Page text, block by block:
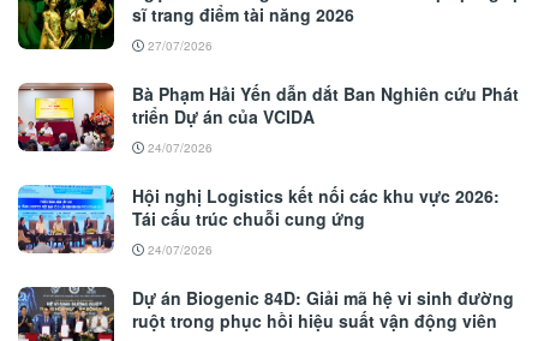
sĩ trang điểm tài năng 2026
27/07/2026
Bà Phạm Hải Yến dẫn dắt Ban Nghiên cứu Phát
triển Dự án của VCIDA
24/07/2026
Hội nghị Logistics kết nối các khu vực 2026:
Tái cấu trúc chuỗi cung ứng
24/07/2026
Dự án Biogenic 84D: Giải mã hệ vi sinh đường
ruột trong phục hồi hiệu suất vận động viên